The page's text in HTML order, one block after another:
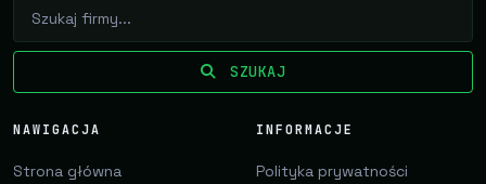
SZUKAJ
NAWIGACJA
Strona główna
INFORMACJE
Polityka prywatności